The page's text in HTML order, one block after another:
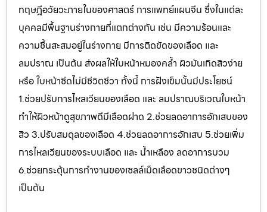
ทฤษฎีอวัยวะภายในของศาสตร์ การแพทย์แผนจีน ซึ่งในแต่ละ
บุคคลมีพื้นฐานร่างกายที่แตกต่างกัน เช่น มีความร้อนและ
ความชื้นสะสมอยู่ในร่างกาย มีการติดขัดของเลือด และ
ลมปราณ เป็นต้น ส่งผลให้ใบหน้าหมองคล้ำ ผิวมันเกิดสิวง่าย
หรือ ใบหน้าซีดไม่มีชีวิตชีวา ทั้งนี้ การฝังเข็มนั้นมีประโยชน์
1.ช่วยปรับการไหลเวียนของเลือด และ ลมปราณบริเวณใบหน้า
ทำให้ผิวหน้าดูสุขภาพดีมีเลือดฝาด 2.ช่วยลดอาการอักเสบของ
สิว 3.ปรับสมดุลของเลือด 4.ช่วยลดอาการอักเสบ 5.ช่วยเพิ่ม
การไหลเวียนของระบบเลือด และ น้ำเหลือง ลดอาการบวม
6.ช่วยกระตุ้นการทำงานของเซลล์เม็ดเลือดขาวชนิดต่างๆ
เป็นต้น